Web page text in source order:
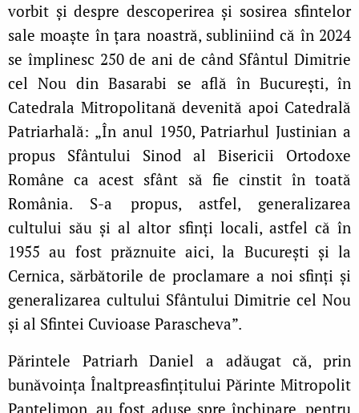
vorbit și despre descoperirea și sosirea sfintelor
sale moaște în țara noastră, subliniind că în 2024
se împlinesc 250 de ani de când Sfântul Dimitrie
cel Nou din Basarabi se află în București, în
Catedrala Mitropolitană devenită apoi Catedrală
Patriarhală: „În anul 1950, Patriarhul Justinian a
propus Sfântului Sinod al Bisericii Ortodoxe
Române ca acest sfânt să fie cinstit în toată
România. S‑a propus, astfel, generalizarea
cultului său și al altor sfinți locali, astfel că în
1955 au fost prăznuite aici, la București și la
Cernica, sărbătorile de proclamare a noi sfinți și
generalizarea cultului Sfântului Dimitrie cel Nou
și al Sfintei Cuvioase Parascheva”.
Părintele Patriarh Daniel a adăugat că, prin
bunăvoința Înaltpreasfințitului Părinte Mitropolit
Pantelimon, au fost aduse spre închinare, pentru